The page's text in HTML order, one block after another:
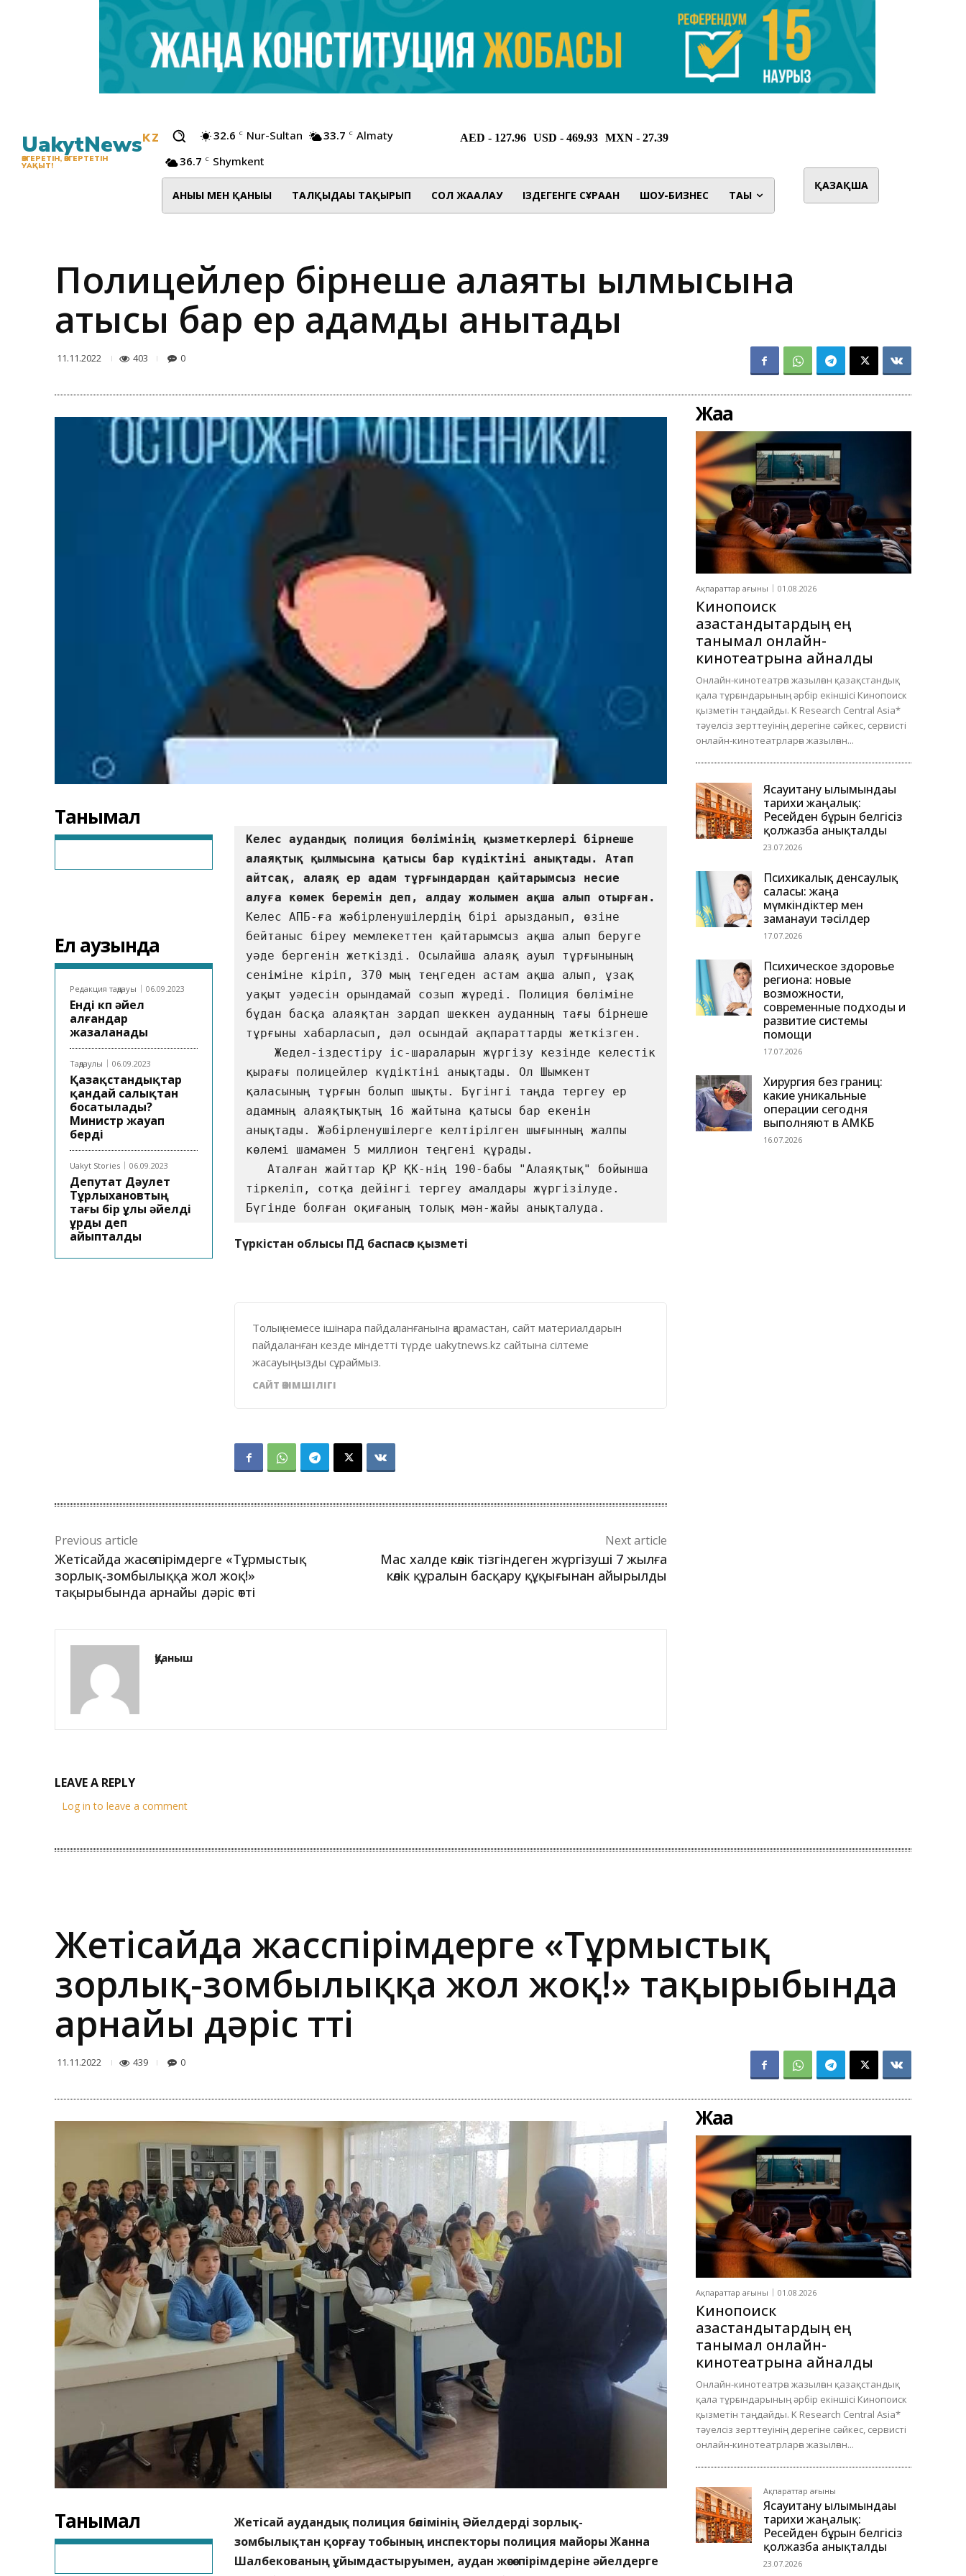
UakytNewsKZ
ӨЗГЕРЕТІН, ӨЗГЕРТЕТІН
УАҚЫТ!
32.6 C Nur-Sultan 33.7 C Almaty
36.7 C Shymkent
АНЫҒЫ МЕН ҚАНЫҒЫ ТАЛҚЫДАҒЫ ТАҚЫРЫП СОЛ ЖАҒАЛАУ ІЗДЕГЕНГЕ СҰРАҒАН ШОУ-БИЗНЕС ТАҒЫ
ҚАЗАҚША
Полицейлер бірнеше алаяқтық қылмысына
қатысы бар ер адамды анықтады
11.11.2022 403 0
Танымал
Ел аузында
Редакция таңдауы 06.09.2023
Енді көп әйел
алғандар
жазаланады
Таңдаулы 06.09.2023
Қазақстандықтар
қандай салықтан
босатылады?
Министр жауап
берді
Uakyt Stories 06.09.2023
Депутат Дәулет
Тұрлыхановтың
тағы бір ұлы әйелді
ұрды деп
айыпталды
Келес аудандық полиция бөлімінің қызметкерлері бірнеше
алаяқтық қылмысына қатысы бар күдіктіні анықтады. Атап
айтсақ, алаяқ ер адам тұрғындардан қайтарымсыз несие
Келес АПБ-ға жәбірленушілердің бірі арызданып, өзіне
бейтаныс біреу мемлекеттен қайтарымсыз ақша алып беруге
уәде бергенін жеткізді. Осылайша алаяқ ауыл тұрғынының
сеніміне кіріп, 370 мың теңгеден астам ақша алып, ұзақ
уақыт уәдесін орындамай созып жүреді. Полиция бөліміне
бұдан басқа алаяқтан зардап шеккен ауданның тағы бірнеше
тұрғыны хабарласып, дәл осындай ақпараттарды жеткізген.
қырағы полицейлер күдіктіні анықтады. Ол Шымкент
қаласының тұрғын болып шықты. Бүгінгі таңда тергеу ер
адамның алаяқтықтың 16 жайтына қатысы бар екенін
анықтады. Жәбірленушілерге келтірілген шығынның жалпы
көлемі шамамен 5 миллион теңгені құрады.
тіркеліп, сотқа дейінгі тергеу амалдары жүргізілуде.
Түркістан облысы ПД баспасөз қызметі
Толық немесе ішінара пайдаланғанына қарамастан, сайт материалдарын
пайдаланған кезде міндетті түрде uakytnews.kz сайтына сілтеме
жасауыңызды сұраймыз.
САЙТ ӘКІМШІЛІГІ
Previous article
Жетісайда жасөспірімдерге «Тұрмыстық
зорлық-зомбылыққа жол жоқ!»
тақырыбында арнайы дәріс өтті
Next article
Мас халде көлік тізгіндеген жүргізуші 7 жылға
көлік құралын басқару құқығынан айырылды
Қуаныш
LEAVE A REPLY
Log in to leave a comment
Жаңа
Ақпараттар ағыны 01.08.2026
Кинопоиск
қазақстандықтардың ең
танымал онлайн-
кинотеатрына айналды
Онлайн-кинотеатрға жазылған қазақстандық
қала тұрғындарының әрбір екіншісі Кинопоиск
қызметін таңдайды. K Research Central Asia*
тәуелсіз зерттеуінің дерегіне сәйкес, сервисті
онлайн-кинотеатрларға жазылған...
Ясауитану ғылымындағы
тарихи жаңалық:
Ресейден бұрын белгісіз
қолжазба анықталды
23.07.2026
Психикалық денсаулық
саласы: жаңа
мүмкіндіктер мен
заманауи тәсілдер
17.07.2026
Психическое здоровье
региона: новые
возможности,
современные подходы и
развитие системы
помощи
17.07.2026
Хирургия без границ:
какие уникальные
операции сегодня
выполняют в АМКБ
16.07.2026